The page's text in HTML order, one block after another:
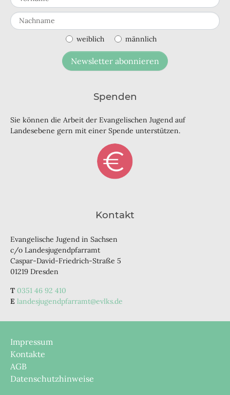
weiblich männlich
Newsletter abonnieren
Spenden
Sie können die Arbeit der Evangelischen Jugend auf
Landesebene gern mit einer Spende unterstützen.
Kontakt
Evangelische Jugend in Sachsen
c/o Landesjugendpfarramt
Caspar-David-Friedrich-Straße 5
01219 Dresden
0351 46 92 410
landesjugendpfarramt@evlks.de
Impressum
Kontakte
AGB
Datenschutzhinweise